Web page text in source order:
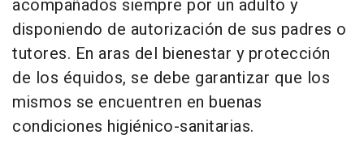
acompañados siempre por un adulto y
disponiendo de autorización de sus padres o
tutores. En aras del bienestar y protección
de los équidos, se debe garantizar que los
mismos se encuentren en buenas
condiciones higiénico-sanitarias.